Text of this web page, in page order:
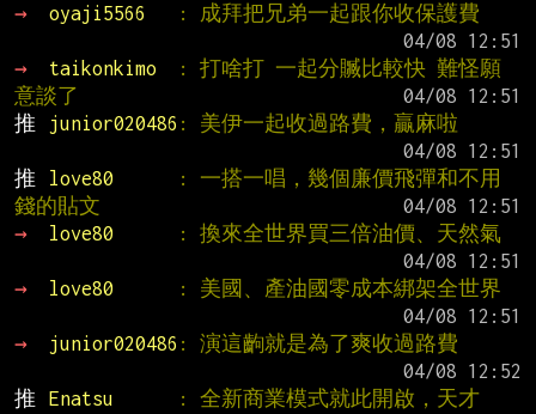
→
oyaji5566
: 成拜把兄弟一起跟你收保護費
→
taikonkimo
: 打啥打 一起分贓比較快 難怪願
意談了
推
junior020486 : 美伊一起收過路費，贏麻啦
推
love80
: 一搭一唱，幾個廉價飛彈和不用
錢的貼文
→
love80
: 換來全世界買三倍油價、天然氣
→
love80
: 美國、產油國零成本綁架全世界
→
junior020486 : 演這齣就是為了爽收過路費
推
Enatsu : 全新商業模式就此開啟，天才